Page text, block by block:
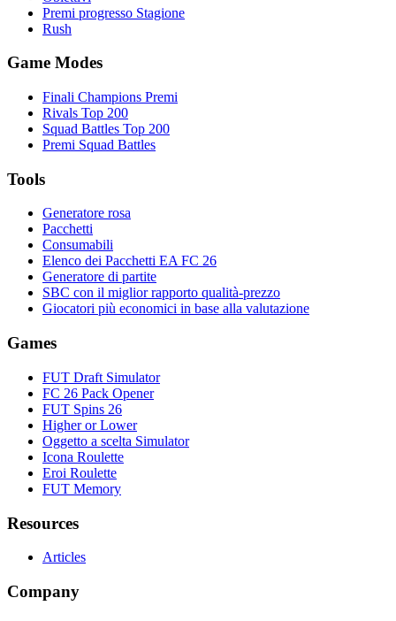
Premi progresso Stagione
Rush
Game Modes
Finali Champions Premi
Rivals Top 200
Squad Battles Top 200
Premi Squad Battles
Tools
Generatore rosa
Pacchetti
Consumabili
Elenco dei Pacchetti EA FC 26
Generatore di partite
SBC con il miglior rapporto qualità-prezzo
Giocatori più economici in base alla valutazione
Games
FUT Draft Simulator
FC 26 Pack Opener
FUT Spins 26
Higher or Lower
Oggetto a scelta Simulator
Icona Roulette
Eroi Roulette
FUT Memory
Resources
Articles
Company